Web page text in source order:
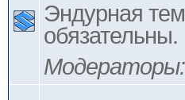
Эндурная
обязательны.
Модераторы: